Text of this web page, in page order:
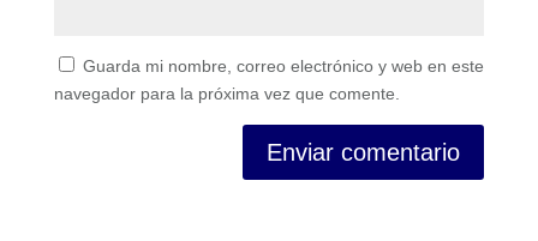
Guarda mi nombre, correo electrónico y web en este
navegador para la próxima vez que comente.